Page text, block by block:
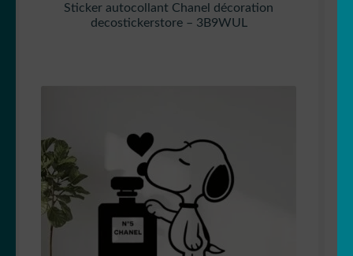
Sticker autocollant Chanel décoration
decostickerstore – 3B9WUL